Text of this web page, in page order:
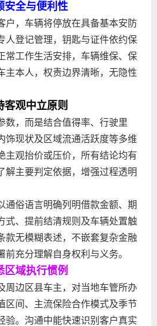
安全与便利性
户，车辆将停放在具备基本安防
人登记管理，钥匙与证件依约保
常工作生活安排，车辆维保、保
主本人，权责边界清晰，无隐性
客观中立原则
数，而是结合值得率、行驶里
饰现状及区域流通活跃度等多维
主观抬价或压价，所有结论均有
解主要判定依据，增强过程透明
通俗语言明确列明借款金额、期
式、提前结清规则及车辆处置触
款无模糊表述，不嵌套复杂金融
充分理解自身权利与义务。
区域执行惯例
周边区县车主，对当地车管所办
区间、主流保险合作模式及季节
验。沟通中能快速识别客户真实